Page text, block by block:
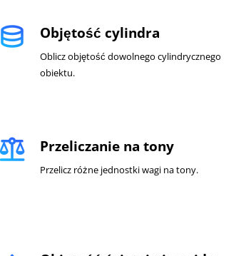
database Objętość cylindra
Oblicz objętość dowolnego cylindrycznego
obiektu.
balance Przeliczanie na tony
Przelicz różne jednostki wagi na tony.